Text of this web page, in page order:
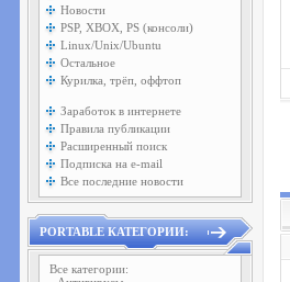
Новости
PSP, XBOX, PS (консоли)
Linux/Unix/Ubuntu
Остальное
Курилка, трёп, оффтоп
Заработок в интернете
Правила публикации
Расширенный поиск
Подписка на e-mail
Все последние новости
PORTABLE КАТЕГОРИИ:
Все категории: